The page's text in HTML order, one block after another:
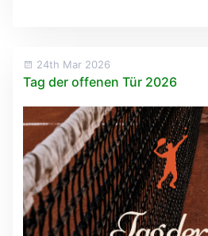
24th Mar 2026
Tag der offenen Tür 2026